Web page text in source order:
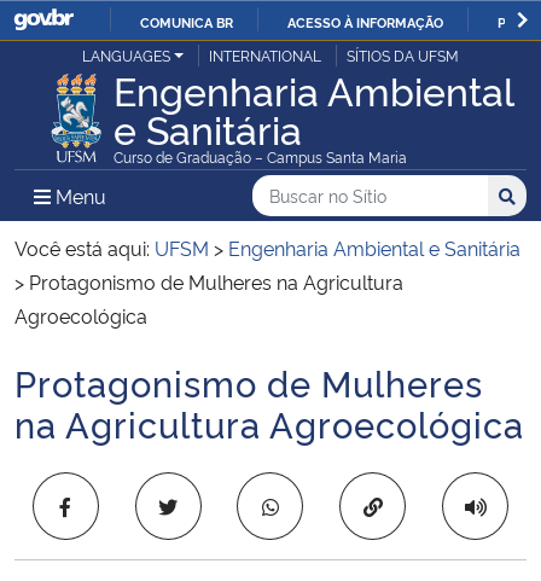
IR
PARA
O
CONTEÚDO
COMUNICA BR ACESSO À INFORMAÇÃO
Ministério da Justiça e Segurança Pública
Ministério da Defesa
Ministério das Relações Exteriores
Ministério da Economia
Ministério da Infraestrutura
Ministério da Agricultura, Pecuária e Abastecimento
Ministério da Educação
Ministério da Cidadania
LANGUAGES INTERNATIONAL SÍTIOS DA UFSM
Engenharia Ambiental
e Sanitária
Curso de Graduação – Campus Santa Maria
Menu Menu Principal do Sítio
Busca
Buscar no no Sítio
Busca:
Você está aqui: UFSM > Engenharia Ambiental e Sanitária
> Protagonismo de Mulheres na Agricultura
Agroecológica
Início do conteúdo
Protagonismo de Mulheres
na Agricultura Agroecológica
Copiar para área